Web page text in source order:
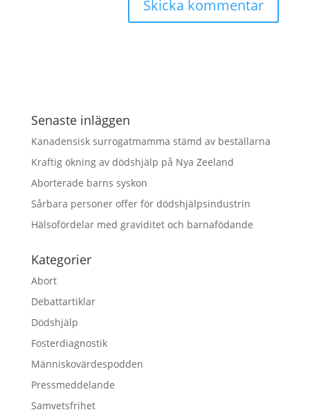
Senaste inläggen
Kanadensisk surrogatmamma stämd av beställarna
Kraftig ökning av dödshjälp på Nya Zeeland
Aborterade barns syskon
Sårbara personer offer för dödshjälpsindustrin
Hälsofördelar med graviditet och barnafödande
Kategorier
Abort
Debattartiklar
Dödshjälp
Fosterdiagnostik
Människovärdespodden
Pressmeddelande
Samvetsfrihet